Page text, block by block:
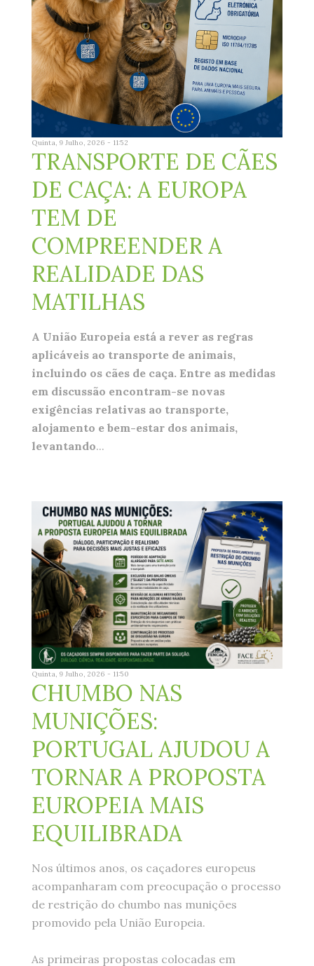
Quinta, 9 Julho, 2026 - 11:52
TRANSPORTE DE CÃES
DE CAÇA: A EUROPA
TEM DE
COMPREENDER A
REALIDADE DAS
MATILHAS
A União Europeia está a rever as regras
aplicáveis ao transporte de animais,
incluindo os cães de caça. Entre as medidas
em discussão encontram-se novas
exigências relativas ao transporte,
alojamento e bem-estar dos animais,
levantando...
municao.png
Quinta, 9 Julho, 2026 - 11:50
CHUMBO NAS
MUNIÇÕES:
PORTUGAL AJUDOU A
TORNAR A PROPOSTA
EUROPEIA MAIS
EQUILIBRADA
Nos últimos anos, os caçadores europeus
acompanharam com preocupação o processo
de restrição do chumbo nas munições
promovido pela União Europeia.
As primeiras propostas colocadas em